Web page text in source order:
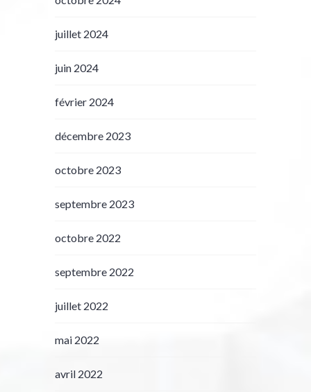
juillet 2024
juin 2024
février 2024
décembre 2023
octobre 2023
septembre 2023
octobre 2022
septembre 2022
juillet 2022
mai 2022
avril 2022